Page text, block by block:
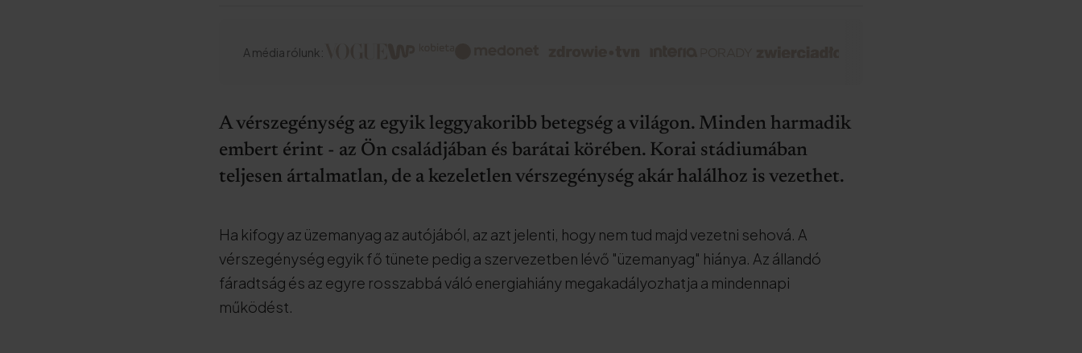
A média rólunk:
A vérszegénység az egyik leggyakoribb betegség a világon. Minden harmadik
embert érint - az Ön családjában és barátai körében. Korai stádiumában
teljesen ártalmatlan, de a kezeletlen vérszegénység akár halálhoz is vezethet.
Ha kifogy az üzemanyag az autójából, az azt jelenti, hogy nem tud majd vezetni sehová. A
vérszegénység egyik fő tünete pedig a szervezetben lévő "üzemanyag" hiánya. Az állandó
fáradtság és az egyre rosszabbá váló energiahiány megakadályozhatja a mindennapi
működést.